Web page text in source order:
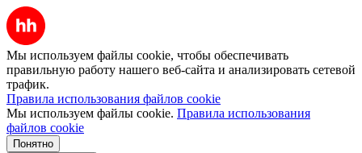
Мы используем файлы cookie, чтобы обеспечивать
правильную работу нашего веб-сайта и анализировать сетевой
трафик.
Правила использования файлов cookie
Мы используем файлы cookie. Правила использования
файлов cookie
Понятно